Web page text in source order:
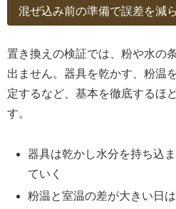
混ぜ込み前の準備で誤差を減
置き換えの検証では、粉や水の
出ません。器具を乾かす、粉温
定するなど、基本を徹底するほ
す。
器具は乾かし水分を持ち込
ていく
粉温と室温の差が大きい日